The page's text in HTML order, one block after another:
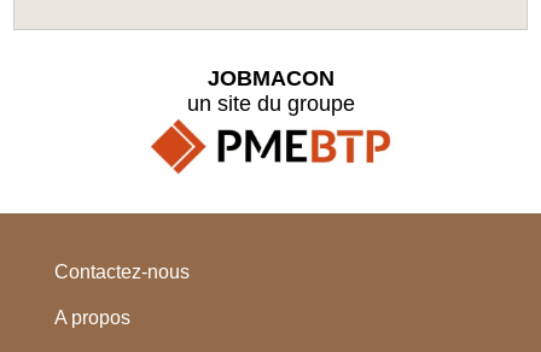
JOBMACON
un site du groupe
Contactez-nous
A propos